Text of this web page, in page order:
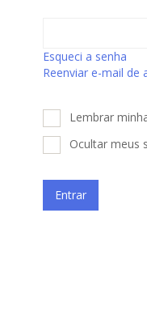
Esqueci a senha
Reenviar e-mail de
Lembrar
Ocultar meus